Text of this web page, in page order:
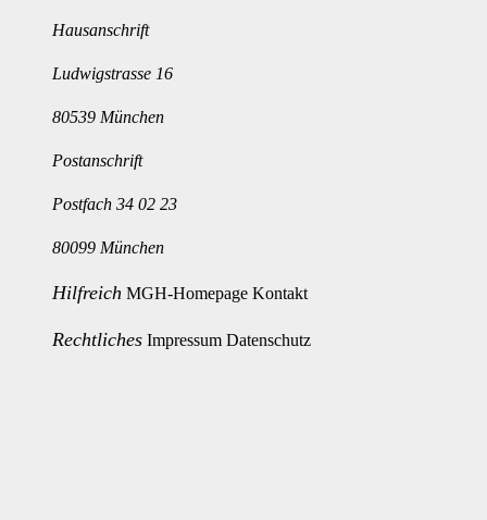
Hausanschrift
Ludwigstrasse 16
80539 München
Postanschrift
Postfach 34 02 23
80099 München
Hilfreich MGH-Homepage Kontakt
Rechtliches Impressum Datenschutz